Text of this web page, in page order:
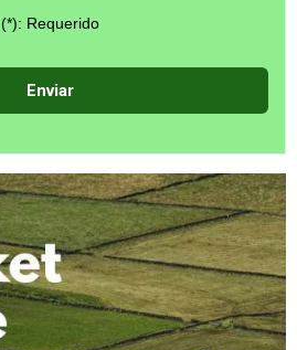
(*): Requerido